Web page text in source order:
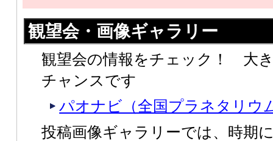
観望会・画像ギャラリー
観望会の情報をチェック！ 大
チャンスです
パオナビ（全国プラネタリウ
投稿画像ギャラリーでは、時期